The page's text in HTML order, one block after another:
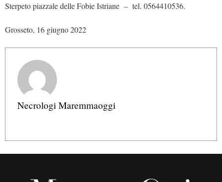
Sterpeto piazzale delle Fobie Istriane – tel. 0564410536.
Grosseto, 16 giugno 2022
Necrologi Maremmaoggi